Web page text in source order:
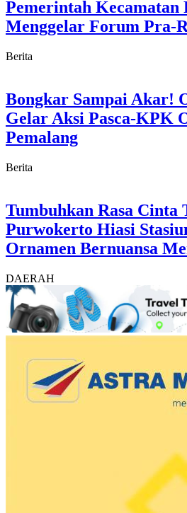
Pemerintah Kecamatan
Menggelar Forum Pra-
Berita
Bongkar Sampai Akar!
Gelar Aksi Pasca-KPK
Pemalang
Berita
Tumbuhkan Rasa Cinta
Purwokerto Hiasi
Ornamen Bernuansa
DAERAH